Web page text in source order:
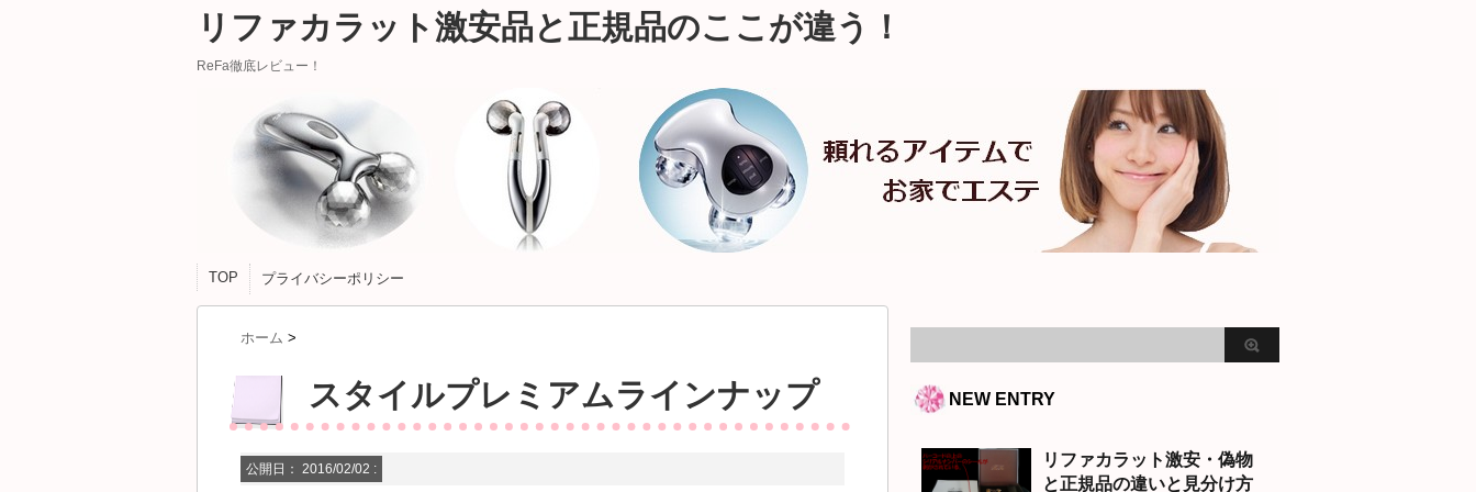
リファカラット激安品と正規品のここが違う！
ReFa徹底レビュー！
TOP プライバシーポリシー
ホーム >
スタイルプレミアムラインナップ
公開日： 2016/02/02 :
NEW ENTRY
リファカラット激安・偽物
と正規品の違いと見分け方